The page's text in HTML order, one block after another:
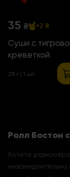
35 ₴ +2 ₴
Суши с
креветкой
28 г | 1 шт
Ролл Бостон
Хотите
незамедлительно